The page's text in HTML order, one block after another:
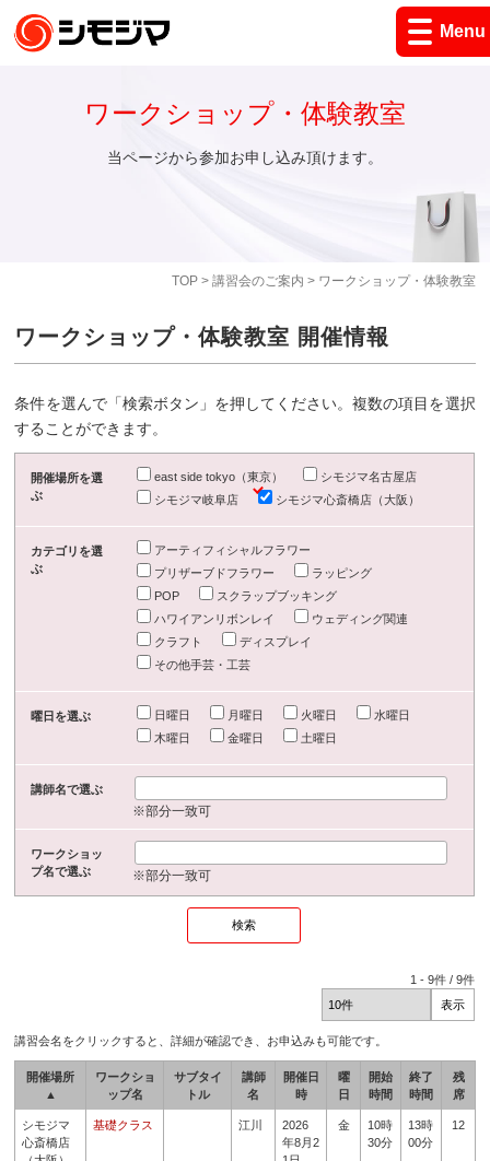
Menu
TOP> 講習会のご案内 > ワークショップ・体験教室
ワークショップ・体験教室
当ページから参加お申し込み頂けます。
ワークショップ・体験教室 開催情報
条件を選んで「検索ボタン」を押してください。複数の項目を選択
することができます。
開催場所を選
ぶ
east side tokyo（東京）
シモジマ名古屋店
シモジマ岐阜店
シモジマ心斎橋店（大阪）
カテゴリを選
ぶ
アーティフィシャルフラワー
プリザーブドフラワー
ラッピング
POP
スクラップブッキング
ハワイアンリボンレイ
ウェディング関連
クラフト
ディスプレイ
その他手芸・工芸
曜日を選ぶ 日曜日 月曜日 火曜日
水曜日
木曜日
金曜日 土曜日
講師名で選ぶ
※部分一致可
ワークショッ
プ名で選ぶ
※部分一致可
1 -9件 /9件
講習会名をクリックすると、詳細が確認でき、お申込みも可能です。
開催場所
▲
ワークショ
ップ名
サブタイ
トル
講師
名
開催日
時
曜
日
開始
時間
終了
時間
残
席
シモジマ
心斎橋店
基礎クラス 江川
2026
年8月2
金
10時
30分
13時
00分
12